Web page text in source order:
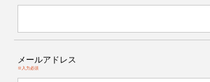
メールアドレス
※入力必須